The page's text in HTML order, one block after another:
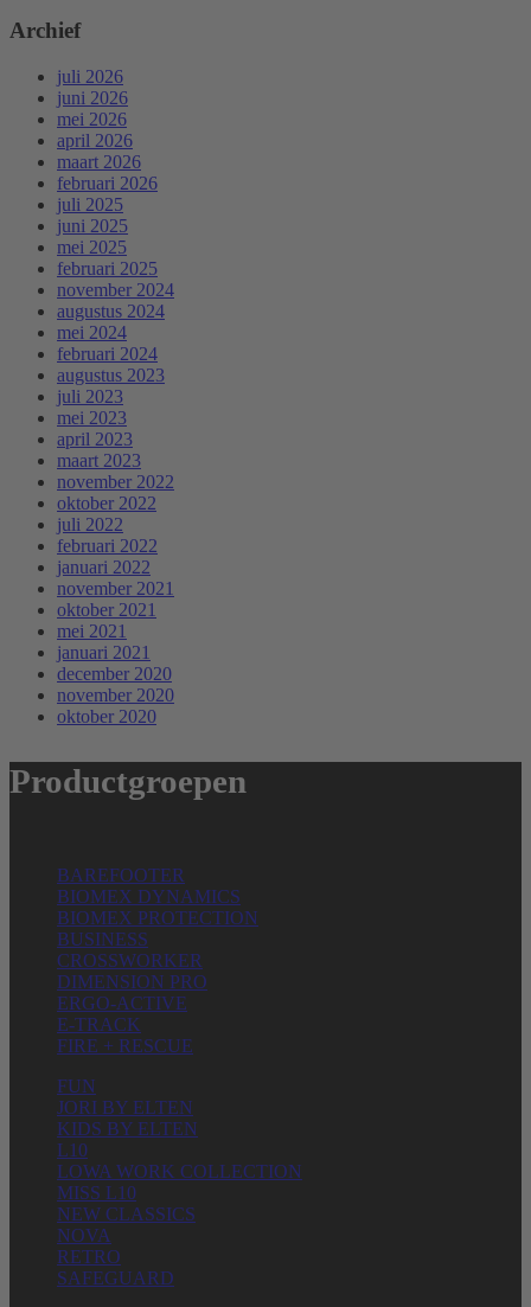
Archief
juli 2026
juni 2026
mei 2026
april 2026
maart 2026
februari 2026
juli 2025
juni 2025
mei 2025
februari 2025
november 2024
augustus 2024
mei 2024
februari 2024
augustus 2023
juli 2023
mei 2023
april 2023
maart 2023
november 2022
oktober 2022
juli 2022
februari 2022
januari 2022
november 2021
oktober 2021
mei 2021
januari 2021
december 2020
november 2020
oktober 2020
Productgroepen
BAREFOOTER
BIOMEX DYNAMICS
BIOMEX PROTECTION
BUSINESS
CROSSWORKER
DIMENSION PRO
ERGO-ACTIVE
E-TRACK
FIRE + RESCUE
FUN
JORI BY ELTEN
KIDS BY ELTEN
L10
LOWA WORK COLLECTION
MISS L10
NEW CLASSICS
NOVA
RETRO
SAFEGUARD